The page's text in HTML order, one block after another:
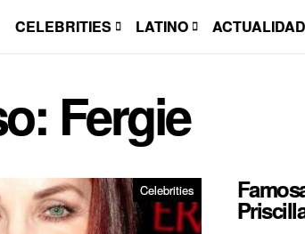
CELEBRITIES LATINO ACTUALIDAD
Fergie
Celebrities